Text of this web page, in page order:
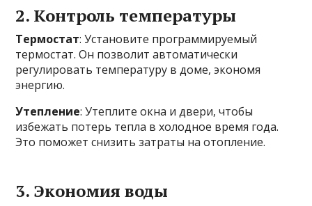
2. Контроль температуры
Термостат: Установите программируемый
термостат. Он позволит автоматически
регулировать температуру в доме, экономя
энергию.
Утепление: Утеплите окна и двери, чтобы
избежать потерь тепла в холодное время года.
Это поможет снизить затраты на отопление.
3. Экономия воды